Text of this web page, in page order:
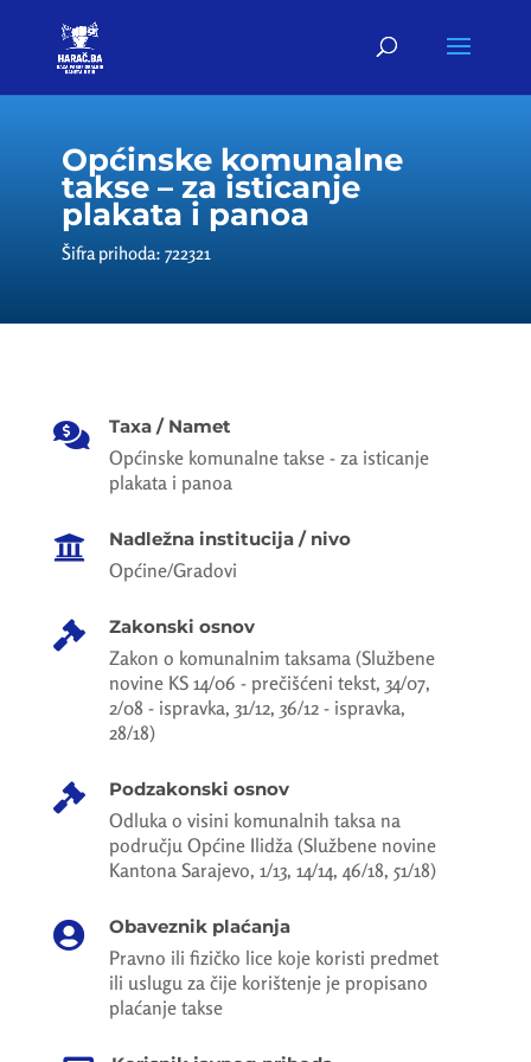
Općinske komunalne
takse – za isticanje
plakata i panoa
Šifra prihoda: 722321
 Taxa / Namet
Općinske komunalne takse - za isticanje
plakata i panoa
 Nadležna institucija / nivo
Općine/Gradovi
 Zakonski osnov
Zakon o komunalnim taksama (Službene
novine KS 14/06 - prečišćeni tekst, 34/07,
2/08 - ispravka, 31/12, 36/12 - ispravka,
28/18)
 Podzakonski osnov
Odluka o visini komunalnih taksa na
području Općine Ilidža (Službene novine
Kantona Sarajevo, 1/13, 14/14, 46/18, 51/18)
 Obaveznik plaćanja
Pravno ili fizičko lice koje koristi predmet
ili uslugu za čije korištenje je propisano
plaćanje takse